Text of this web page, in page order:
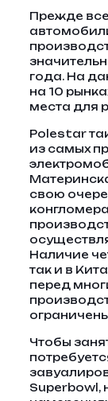
Прежде
года. На
на 10
места для
Polestar
из самых
свою
Наличие
так и в
перед
Чтобы
Superbowl,